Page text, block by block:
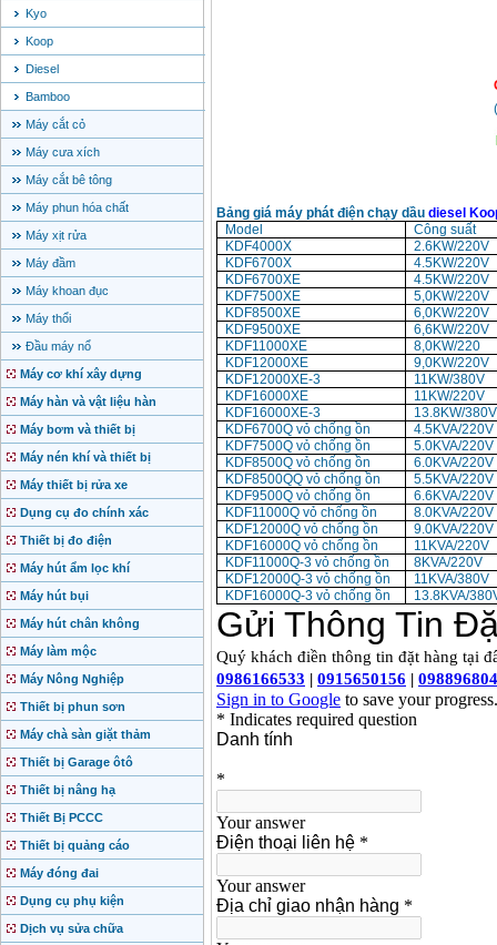
Kyo
Koop
Diesel
Bamboo
Máy cắt cỏ
Máy cưa xích
Máy cắt bê tông
Máy phun hóa chất
Máy xịt rửa
Máy đầm
Máy khoan đục
Máy thổi
Đầu máy nổ
Máy cơ khí xây dựng
Máy hàn và vật liệu hàn
Máy bơm và thiết bị
Máy nén khí và thiết bị
Máy thiết bị rửa xe
Dụng cụ đo chính xác
Thiết bị đo điện
Máy hút ẩm lọc khí
Máy hút bụi
Máy hút chân không
Máy làm mộc
Máy Nông Nghiệp
Thiết bị phun sơn
Máy chà sàn giặt thảm
Thiết bị Garage ôtô
Thiết bị nâng hạ
Thiết Bị PCCC
Thiết bị quảng cáo
Máy đóng đai
Dụng cụ phụ kiện
Dịch vụ sửa chữa
(
Bảng giá máy phát điện chạy dầu diesel
Model
Công suất
KDF4000X
2.6KW/220V
KDF6700X
4.5KW/220V
KDF6700XE
4.5KW/220V
KDF7500XE
5,0KW/220V
KDF8500XE
6,0KW/220V
KDF9500XE
6,6KW/220V
KDF11000XE
8,0KW/220
KDF12000XE
9,0KW/220V
KDF12000XE-3
11KW/380V
KDF16000XE
11KW/220V
KDF16000XE-3
13.8KW/380V
KDF6700Q vỏ chống ồn
4.5KVA/220V
KDF7500Q vỏ chống ồn
5.0KVA/220V
KDF8500Q vỏ chống ồn
6.0KVA/220V
KDF8500QQ vỏ chống ồn
5.5KVA/220V
KDF9500Q vỏ chống ồn
6.6KVA/220V
KDF11000Q vỏ chống ồn
8.0KVA/220V
KDF12000Q vỏ chống ồn
9.0KVA/220V
KDF16000Q vỏ chống ồn
11KVA/220V
KDF11000Q-3 vỏ chống ồn
8KVA/220V
KDF12000Q-3 vỏ chống ồn
11KVA/380V
KDF16000Q-3 vỏ chống ồn
13.8KVA/